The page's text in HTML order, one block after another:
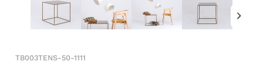
TB003TENS-50-1111